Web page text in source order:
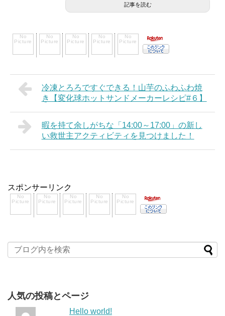
記事を読む
冷凍とろろですぐできる！山芋のふわふわ焼
き【変化球ホットサンドメーカーレシピ#６】
暇を持て余しがちな「14:00～17:00」の新し
い救世主アクティビティを見つけました！
スポンサーリンク
人気の投稿とページ
Hello world!